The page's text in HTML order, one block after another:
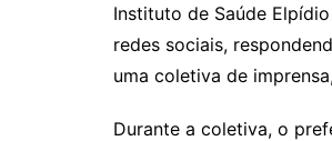
Instituto de Saúde
redes sociais,
uma coletiva de
Durante a coletiva, o